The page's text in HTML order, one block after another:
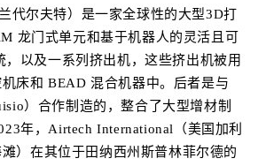
尔夫特）是一家全球性的大型3D打
龙门式单元和基于机器人的灵活且可
，以及一系列挤出机，这些挤出机被用
床和 BEAD 混合机器中。后者是与
）合作制造的，整合了大型增材制
年，Airtech International（美国加利
）在其位于田纳西州斯普林菲尔德的